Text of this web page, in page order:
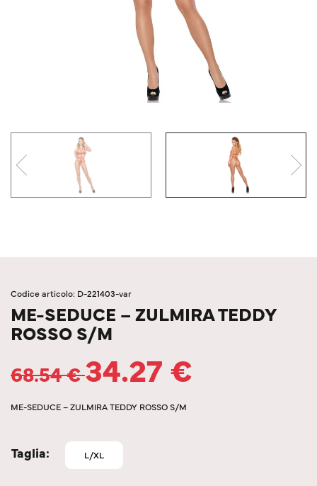
Codice articolo: D-221403-var
ME-SEDUCE – ZULMIRA TEDDY
ROSSO S/M
68.54€34.27€
ME-SEDUCE – ZULMIRA TEDDY ROSSO S/M
Taglia L/XL